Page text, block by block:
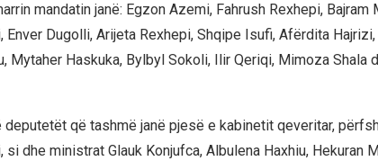
mandatin janë: Egzon Azemi, Fahrush Rexhepi, Bajram
Enver Dugolli, Arijeta Rexhepi, Shqipe Isufi, Afërdita Hajrizi,
Mytaher Haskuka, Bylbyl Sokoli, Ilir Qeriqi, Mimoza Shala
që tashmë janë pjesë e kabinetit qeveritar,
dhe ministrat Glauk Konjufca, Albulena Haxhiu, Hekuran